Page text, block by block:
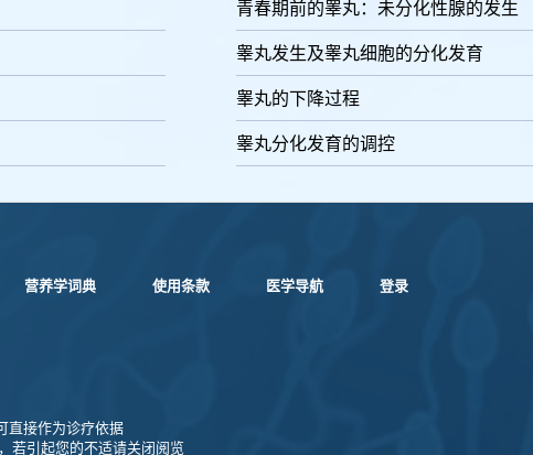
青春期前的睾丸：未分化性腺的发生
睾丸发生及睾丸细胞的分化发育
睾丸的下降过程
睾丸分化发育的调控
营养学词典 使用条款 医学导航 登录
直接作为诊疗依据
若引起您的不适请关闭阅览